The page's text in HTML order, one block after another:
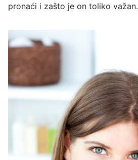
pronaći i zašto je on toliko važan.